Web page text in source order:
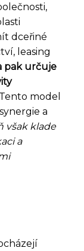
dceřiné
leasing
pak určuje
Tento model
a
však klade
a